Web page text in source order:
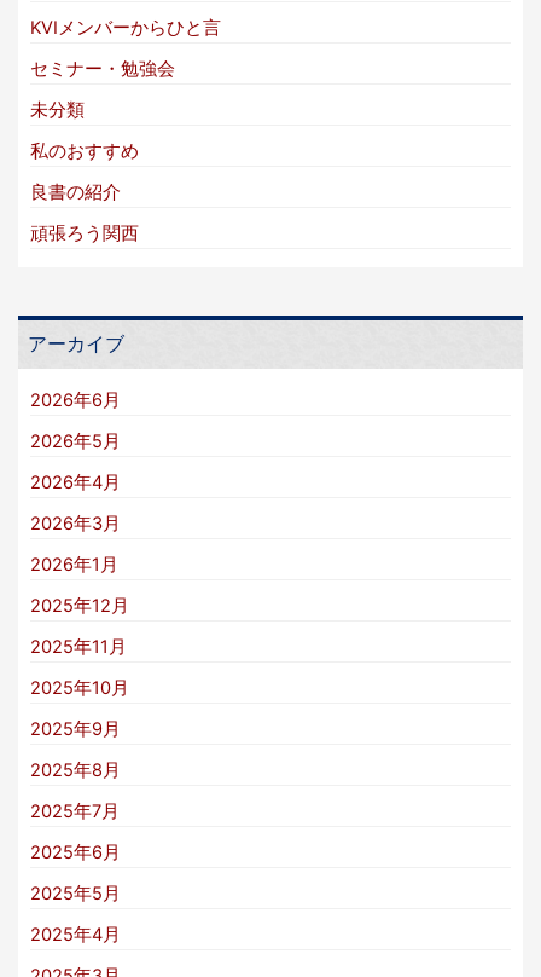
KVIメンバーからひと言
セミナー・勉強会
未分類
私のおすすめ
良書の紹介
頑張ろう関西
アーカイブ
2026年6月
2026年5月
2026年4月
2026年3月
2026年1月
2025年12月
2025年11月
2025年10月
2025年9月
2025年8月
2025年7月
2025年6月
2025年5月
2025年4月